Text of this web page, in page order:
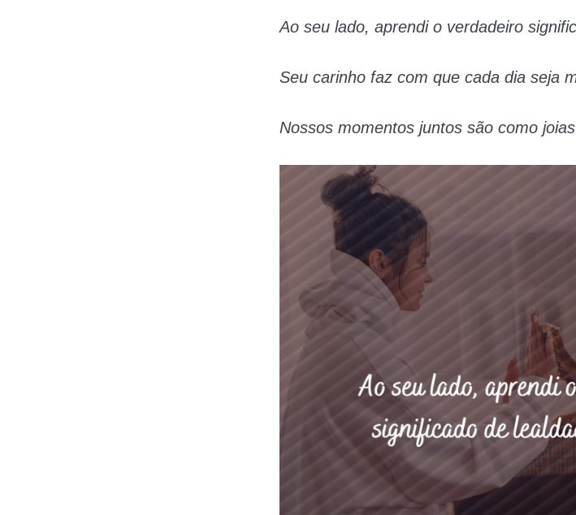
Ao seu lado, aprendi o verdadeiro
Seu carinho faz com que cada dia seja
Nossos momentos juntos são como